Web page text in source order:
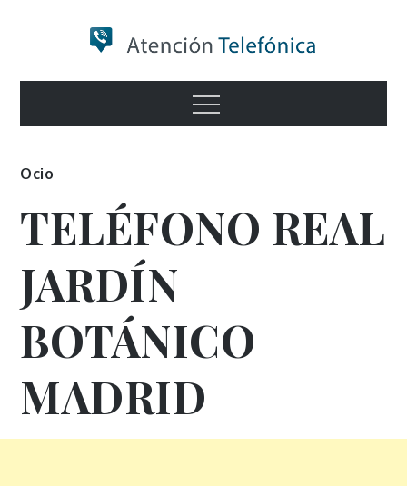
Numero de
Información
Menu
Ocio
TELÉFONO REAL
JARDÍN
BOTÁNICO
MADRID